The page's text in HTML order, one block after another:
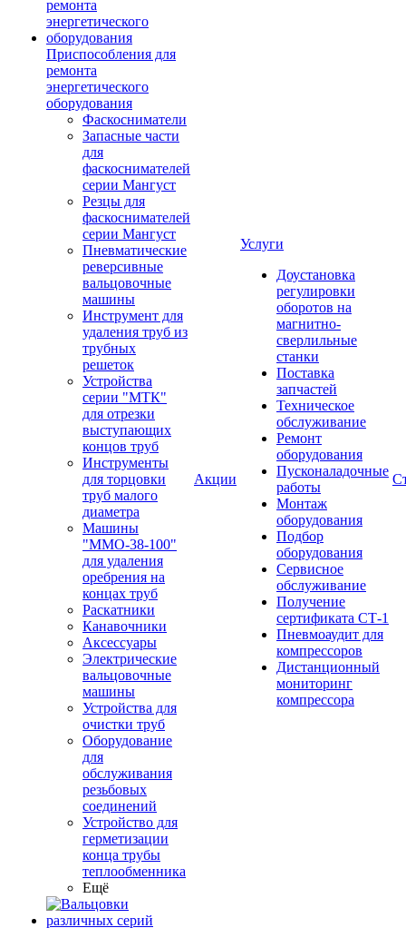
Приспособления для
ремонта
энергетического
оборудования
Фаскосниматели
Запасные части
для
фаскоснимателей
серии Мангуст
Резцы для
фаскоснимателей
серии Мангуст
Пневматические
реверсивные
вальцовочные
машины
Инструмент для
удаления труб из
трубных
решеток
Устройства
серии "МТК"
для отрезки
выступающих
концов труб
Инструменты
для торцовки
труб малого
диаметра
Машины
"ММО-38-100"
для удаления
оребрения на
концах труб
Раскатники
Канавочники
Аксессуары
Электрические
вальцовочные
машины
Устройства для
очистки труб
Оборудование
для
обслуживания
резьбовых
соединений
Устройство для
герметизации
конца трубы
теплообменника
Ещё
Акции
Услуги
Доустановка
регулировки
оборотов на
магнитно-
сверлильные
станки
Поставка
запчастей
Техническое
обслуживание
Ремонт
оборудования
Пусконаладочные
работы
Монтаж
оборудования
Подбор
оборудования
Сервисное
обслуживание
Получение
сертификата СТ-1
Пневмоаудит для
компрессоров
Дистанционный
мониторинг
компрессора